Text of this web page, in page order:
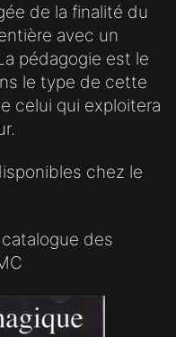
de la finalité du
avec un
pédagogie est le
le type de cette
celui qui exploitera
chez le
des